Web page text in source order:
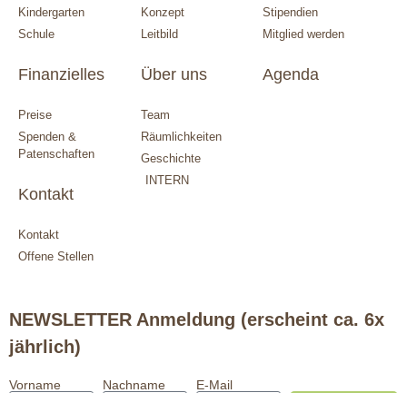
Kindergarten
Schule
Finanzielles
Preise
Spenden &
Patenschaften
Kontakt
Kontakt
Offene Stellen
Konzept
Leitbild
Über uns
Team
Räumlichkeiten
Geschichte
INTERN
Stipendien
Mitglied werden
Agenda
NEWSLETTER Anmeldung (erscheint ca. 6x
jährlich)
Vorname Nachname E-Mail